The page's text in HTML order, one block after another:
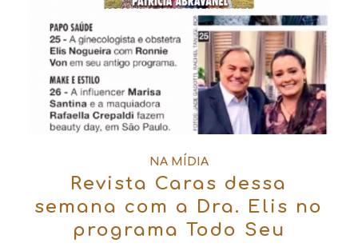
NA MÍDIA
Revista Caras dessa
semana com a Dra. Elis no
programa Todo Seu